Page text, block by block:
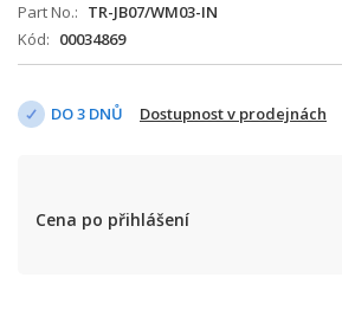
Part No.
TR-JB07/WM03-IN
Kód
00034869
DO 3 DNŮ Dostupnost v prodejnách
Cena po přihlášení